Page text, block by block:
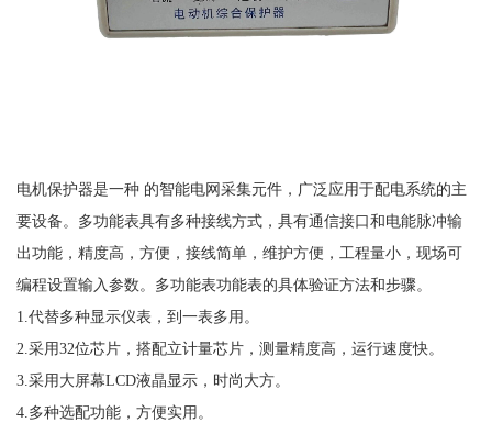
电机保护器是一种 的智能电网采集元件，广泛应用于配电系统的主
要设备。多功能表具有多种接线方式，具有通信接口和电能脉冲输
出功能，精度高，方便，接线简单，维护方便，工程量小，现场可
编程设置输入参数。多功能表功能表的具体验证方法和步骤。
1.代替多种显示仪表，到一表多用。
2.采用32位芯片，搭配立计量芯片，测量精度高，运行速度快。
3.采用大屏幕LCD液晶显示，时尚大方。
4.多种选配功能，方便实用。